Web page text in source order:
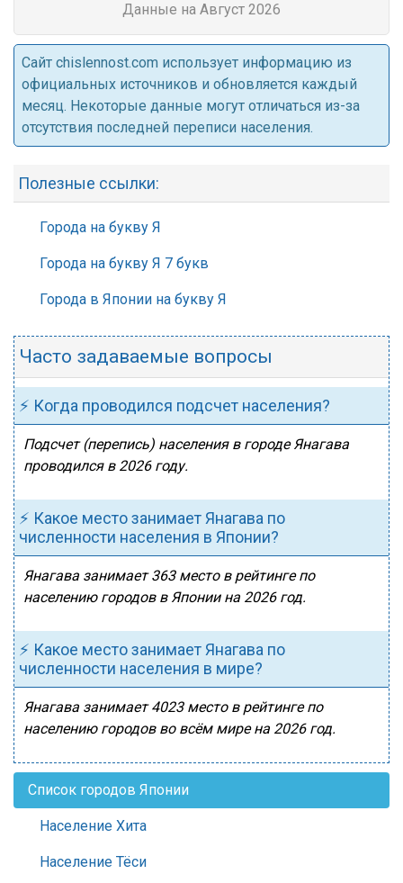
Данные на Август 2026
Cайт chislennost.com использует информацию из
официальных источников и обновляется каждый
месяц. Некоторые данные могут отличаться из-за
отсутствия последней переписи населения.
Полезные ссылки:
Города на букву Я
Города на букву Я 7 букв
Города в Японии на букву Я
Часто задаваемые вопросы
⚡ Когда проводился подсчет населения?
Подсчет (перепись) населения в городе Янагава
проводился в 2026 году.
⚡ Какое место занимает Янагава по
численности населения в Японии?
Янагава занимает 363 место в рейтинге по
населению городов в Японии на 2026 год.
⚡ Какое место занимает Янагава по
численности населения в мире?
Янагава занимает 4023 место в рейтинге по
населению городов во всём мире на 2026 год.
Список городов Японии
Население Хита
Население Тёси